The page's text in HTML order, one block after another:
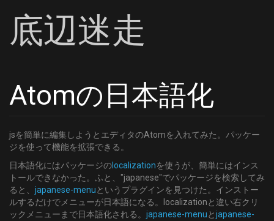
底辺迷走
Atomの日本語化
jsを簡単に編集しようとエディタのAtomを入れてみた。パッケー
ジを使って機能を拡張できる。
日本語化にはパッケージのlocalizationを使うが、簡単にはインス
トールできなかった。ふと、"japanese"でパッケージを検索してみ
ると、 japanese-menuというプラグインを見つけた。インストー
ルするだけでメニューが日本語になる。localizationと違い右クリ
ックメニューまで日本語化される。 japanese-menuとjapanese-